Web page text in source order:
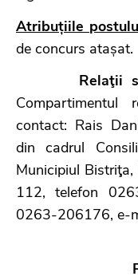
Atribuțiile
de concurs atașat.
Relaţii
Compartimentul
contact: Rais
din cadrul
Municipiul
112, telefon
0263-206176, e-